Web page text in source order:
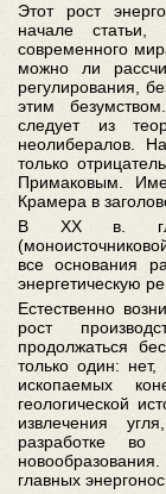
Этот рост
начале статьи,
современного
можно ли
регулирования,
этим
следует из
неолибералов.
только
Примаковым.
Крамера в
В ХХ в.
все основания
энергетическую
Естественно
рост
продолжаться
только один:
ископаемых
геологической
извлечения
разработке во
главных